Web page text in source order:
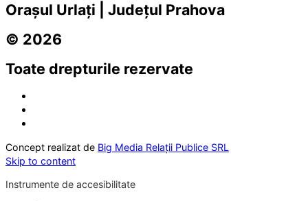
Orașul Urlați | Județul Prahova
© 2026
Toate drepturile rezervate
Concept realizat de Big Media Relații Publice SRL
Skip to content
Instrumente de accesibilitate